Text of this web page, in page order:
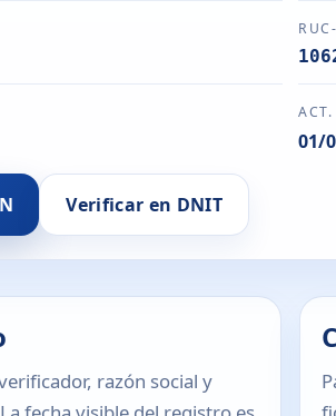
01/
Verificar en DNIT
razón social y